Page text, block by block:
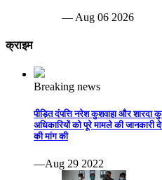
— Aug 06 2026
क्राइम
Breaking news
पीड़ित दंपत्ति नरेश कुशवाहा और
अधिकारियों को पूरे मामले की जानकारी
की मांग की
—Aug 29 2022